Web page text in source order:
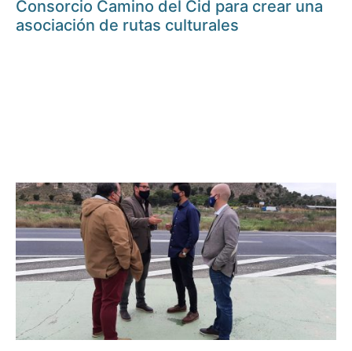
Consorcio Camino del Cid para crear una
asociación de rutas culturales